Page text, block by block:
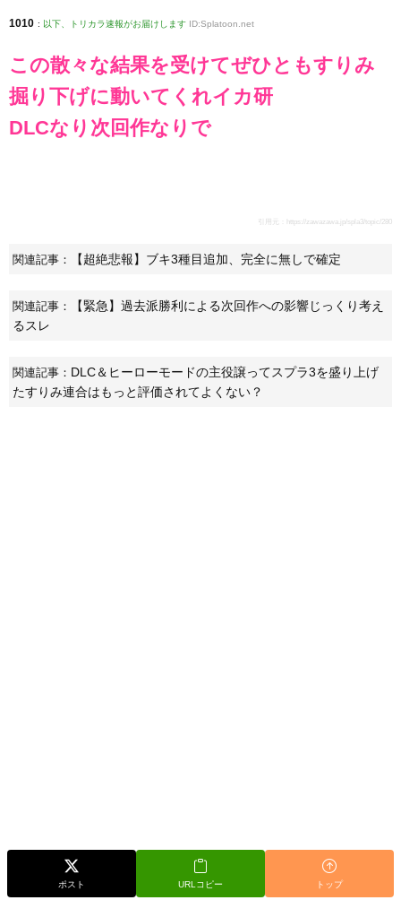
1010 : 以下、トリカラ速報がお届けします ID:Splatoon.net
この散々な結果を受けてぜひともすりみ
掘り下げに動いてくれイカ研
DLCなり次回作なりで
引用元： https://zawazawa.jp/spla3/topic/280
関連記事： 【超絶悲報】ブキ3種目追加、完全に無しで確定
関連記事：
【緊急】過去派勝利による次回作への影響じっくり考え
るスレ
関連記事： DLC＆ヒーローモードの主役譲ってスプラ3を盛り上げ
たすりみ連合はもっと評価されてよくない？
ポスト URLコピー トップ